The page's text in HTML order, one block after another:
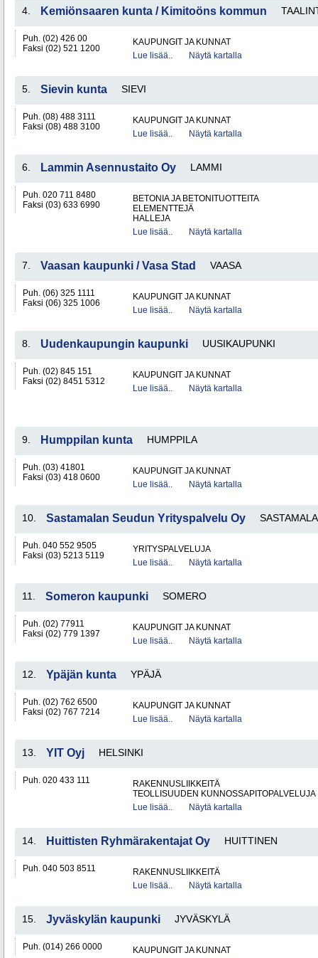
4. Kemiönsaaren kunta / Kimitoöns kommun
Puh. (02) 426 00
Faksi (02) 521 1200
KAUPUNGIT JA KUNNAT
Lue lisää..
Näytä kartalla
5. Sievin kunta SIEVI
Puh. (08) 488 3111
Faksi (08) 488 3100
KAUPUNGIT JA KUNNAT
Lue lisää..
Näytä kartalla
6. Lammin Asennustaito Oy LAMMI
Puh. 020 711 8480
Faksi (03) 633 6990
BETONIA JA BETONITUOTTEITA
ELEMENTTEJÄ
HALLEJA
Lue lisää..
Näytä kartalla
7. Vaasan kaupunki / Vasa Stad VAASA
Puh. (06) 325 1111
Faksi (06) 325 1006
KAUPUNGIT JA KUNNAT
Lue lisää..
Näytä kartalla
8. Uudenkaupungin kaupunki UUSIKAUPUNKI
Puh. (02) 845 151
Faksi (02) 8451 5312
KAUPUNGIT JA KUNNAT
Lue lisää..
Näytä kartalla
9. Humppilan kunta HUMPPILA
Puh. (03) 41801
Faksi (03) 418 0600
KAUPUNGIT JA KUNNAT
Lue lisää..
Näytä kartalla
10. Sastamalan Seudun Yrityspalvelu Oy SASTAMALA
Puh. 040 552 9505
Faksi (03) 5213 5119
YRITYSPALVELUJA
Lue lisää..
Näytä kartalla
11. Someron kaupunki SOMERO
Puh. (02) 77911
Faksi (02) 779 1397
KAUPUNGIT JA KUNNAT
Lue lisää..
Näytä kartalla
12. Ypäjän kunta YPÄJÄ
Puh. (02) 762 6500
Faksi (02) 767 7214
KAUPUNGIT JA KUNNAT
Lue lisää..
Näytä kartalla
13. YIT Oyj HELSINKI
Puh. 020 433 111
RAKENNUSLIIKKEITÄ
TEOLLISUUDEN KUNNOSSAPITOPALVELUJA
Lue lisää..
Näytä kartalla
14. Huittisten Ryhmärakentajat Oy HUITTINEN
Puh. 040 503 8511
RAKENNUSLIIKKEITÄ
Lue lisää..
Näytä kartalla
15. Jyväskylän kaupunki JYVÄSKYLÄ
Puh. (014) 266 0000
KAUPUNGIT JA KUNNAT